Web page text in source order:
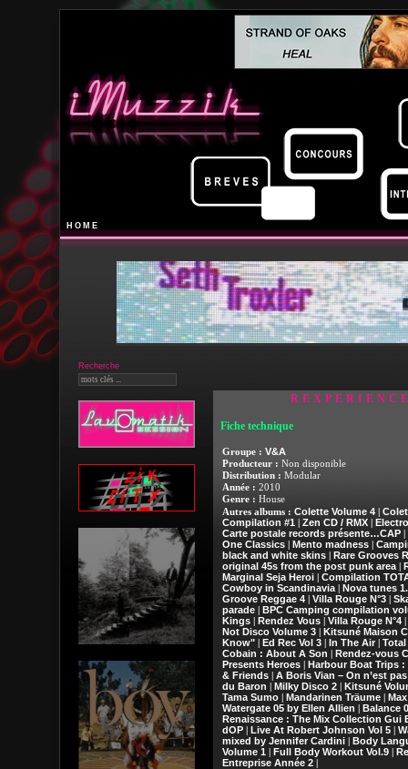
HOME
Recherche
Fiche technique
Groupe : V&A
Producteur : Non disponible
Distribution : Modular
Année : 2010
Genre : House
Autres albums : Colette Volume 4|
Compilation #1
Zen CD / RMX|
Carte postale records présente…CAP|
One Classics| Mento madness|
black and white skins
Rare Grooves
original 45s from the post punk area|
Marginal Seja Heroi| Compilation
Cowboy in Scandinavia| Nova tunes
Groove Reggae 4| Villa Rouge N°3|
parade| BPC Camping compilation
Kings| Rendez Vous| Villa Rouge N°4|
Not Disco Volume 3| Kitsuné Maison
Know"| Ed Rec Vol 3| In The Air| Total
Cobain : About A Son
Rendez-vous
Presents Heroes| Harbour Boat Trips
& Friends| A Boris Vian – On n’est
du Baron
Milky Disco 2| Kitsuné
Tama Sumo| Mandarinen Träume|
Watergate 05 by Ellen Allien
Balance
Renaissance : The Mix Collection Gui
dOP| Live At Robert Johnson Vol 5|
mixed by Jennifer Cardini| Body
Volume 1
Full Body Workout Vol.9|
Entreprise Année 2|